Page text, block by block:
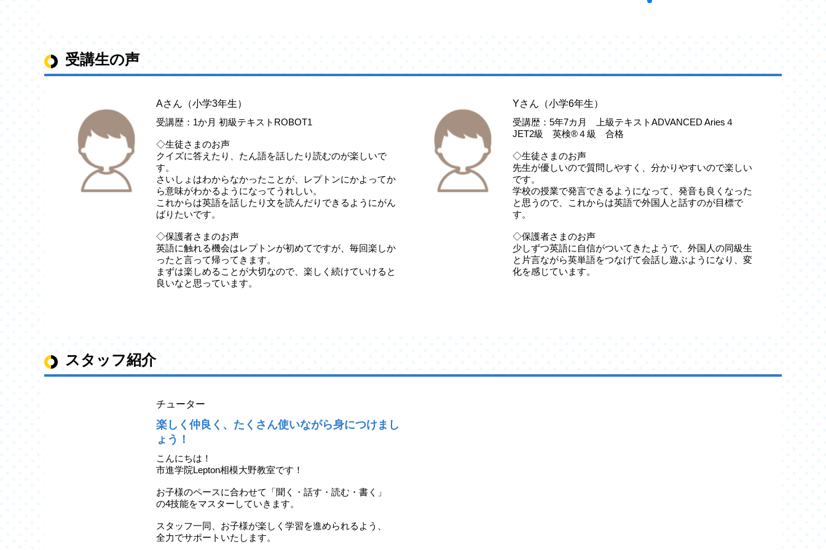
受講生の声
Aさん（小学3年生）
受講歴：1か月 初級テキストROBOT1
◇生徒さまのお声
クイズに答えたり、たん語を話したり読むのが楽しいで
す。
さいしょはわからなかったことが、レプトンにかよってか
ら意味がわかるようになってうれしい。
これからは英語を話したり文を読んだりできるようにがん
ばりたいです。
◇保護者さまのお声
英語に触れる機会はレプトンが初めてですが、毎回楽しか
ったと言って帰ってきます。
まずは楽しめることが大切なので、楽しく続けていけると
良いなと思っています。
Yさん（小学6年生）
受講歴：5年7カ月 上級テキストADVANCED Aries４
JET2級 英検®４級 合格
◇生徒さまのお声
先生が優しいので質問しやすく、分かりやすいので楽しい
です。
学校の授業で発言できるようになって、発音も良くなった
と思うので、これからは英語で外国人と話すのが目標で
す。
◇保護者さまのお声
少しずつ英語に自信がついてきたようで、外国人の同級生
と片言ながら英単語をつなげて会話し遊ぶようになり、変
化を感じています。
スタッフ紹介
チューター
楽しく仲良く、たくさん使いながら身につけまし
ょう！
こんにちは！
市進学院Lepton相模大野教室です！
お子様のペースに合わせて「聞く・話す・読む・書く」
の4技能をマスターしていきます。
スタッフ一同、お子様が楽しく学習を進められるよう、
全力でサポートいたします。